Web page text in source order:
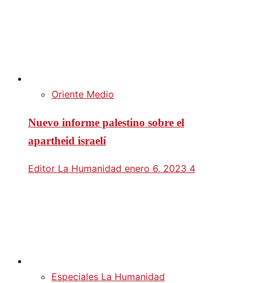
Oriente Medio
Nuevo informe palestino sobre el
apartheid israelí
Editor La Humanidad enero 6, 2023 4
Especiales La Humanidad